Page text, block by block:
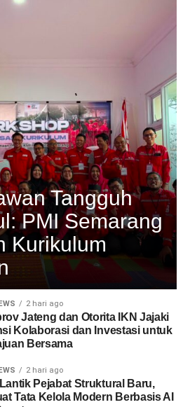
Tangguh
PMI Semarang
Kurikulum
2 hari ago
Jateng dan Otorita IKN Jajaki
Kolaborasi dan Investasi untuk
Bersama
2 hari ago
Pejabat Struktural Baru,
Tata Kelola Modern Berbasis AI